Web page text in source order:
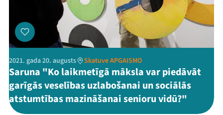
Kontakti
2021. gada 20. augusts Skatuve APGAISMO
Saruna "Ko laikmetīgā māksla var piedāvāt
garīgās veselības uzlabošanai un sociālās
atstumtības mazināšanai senioru vidū?"